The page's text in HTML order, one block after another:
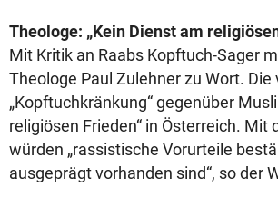
Theologe: „Kein Dienst am
Mit Kritik an Raabs Kopftuch-Sager
Theologe Paul Zulehner zu Wort.
„Kopftuchkränkung“ gegenüber
religiösen Frieden“ in Österreich.
würden „rassistische Vorurteile
ausgeprägt vorhanden sind“, so der